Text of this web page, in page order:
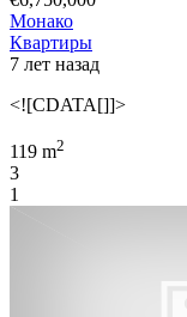
Монако
Квартиры
7 лет назад
<![CDATA[]]>
119 m2
3
1